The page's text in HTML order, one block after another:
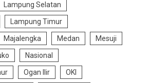
Lampung Selatan
Lampung Timur
Majalengka Medan Mesuji
Nasional
Ogan Ilir OKI